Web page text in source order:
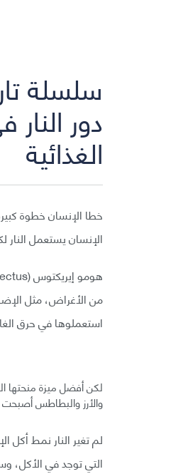
سلسلة
دور
الغذائية
الإنسان يستعمل النار لكن ليس بشكل
من الأغراض، مثل
استعملوها في حرق
لكن أفضل ميزة منحتها
والأرز والبطاطس أصبحت
لم تغير النار نمط